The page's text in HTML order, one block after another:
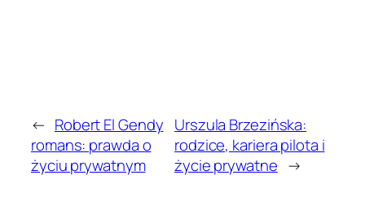
← Robert El Gendy
romans: prawda o
życiu prywatnym
Urszula Brzezińska:
rodzice, kariera pilota i
życie prywatne →